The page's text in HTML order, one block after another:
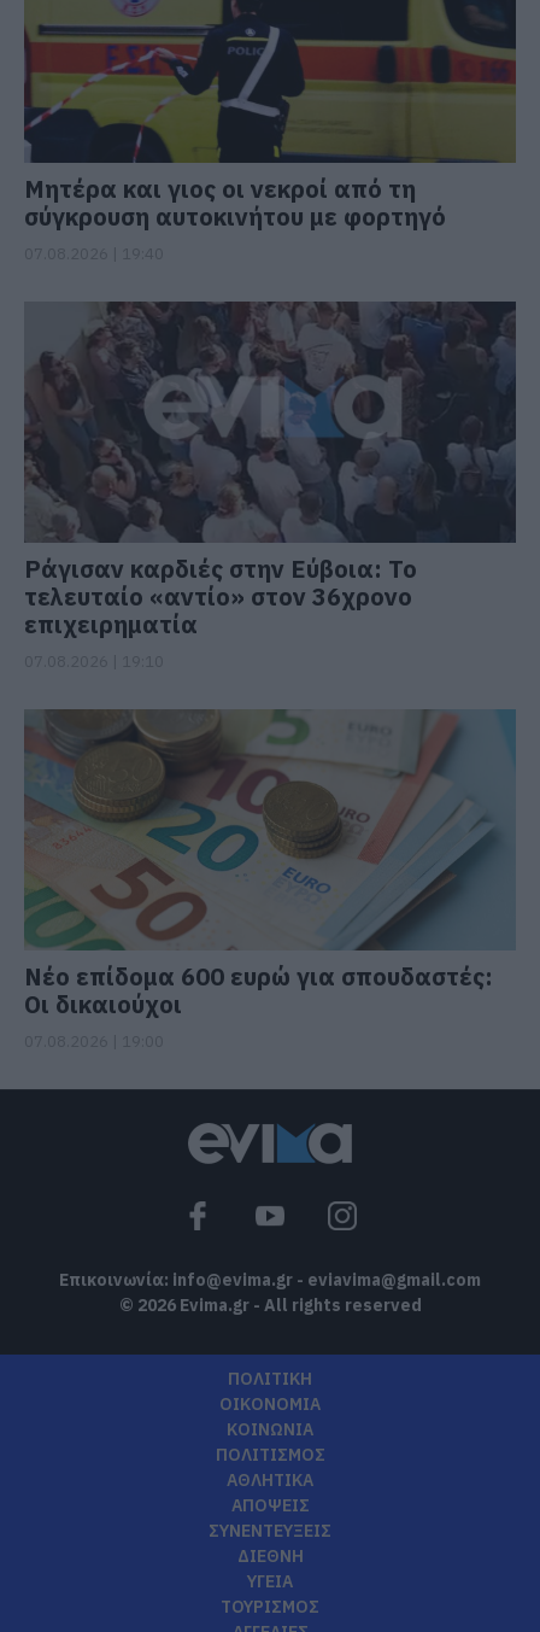
Μητέρα και γιος οι νεκροί από τη
σύγκρουση αυτοκινήτου με φορτηγό
Ράγισαν καρδιές στην Εύβοια: Το
τελευταίο «αντίο» στον 36χρονο
επιχειρηματία
Νέο επίδομα 600 ευρώ για σπουδαστές:
Οι δικαιούχοι
Επικοινωνία: info@evima.gr - eviavima@gmail.com
© 2026 Evima.gr - All rights reserved
ΠΟΛΙΤΙΚΗ
ΟΙΚΟΝΟΜΙΑ
ΚΟΙΝΩΝΙΑ
ΠΟΛΙΤΙΣΜΟΣ
ΑΘΛΗΤΙΚΑ
ΑΠΟΨΕΙΣ
ΣΥΝΕΝΤΕΥΞΕΙΣ
ΔΙΕΘΝΗ
ΥΓΕΙΑ
ΤΟΥΡΙΣΜΟΣ